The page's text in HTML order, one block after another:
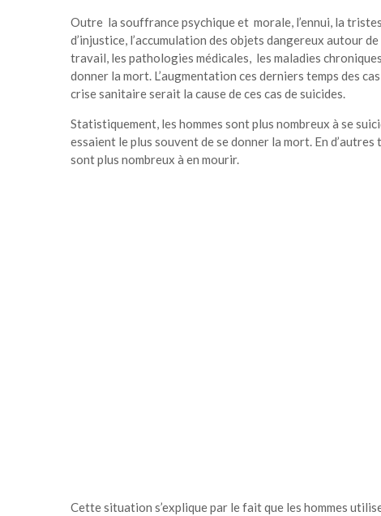
Outre la souffrance psychique et morale, l’ennui, la
d’injustice, l’accumulation des objets dangereux autour
travail, les pathologies médicales, les maladies
donner la mort. L’augmentation ces derniers temps des
crise sanitaire serait la cause de ces cas de suicides.
Statistiquement, les hommes sont plus nombreux à se
essaient le plus souvent de se donner la mort. En
sont plus nombreux à en mourir.
Cette situation s’explique par le fait que les hommes